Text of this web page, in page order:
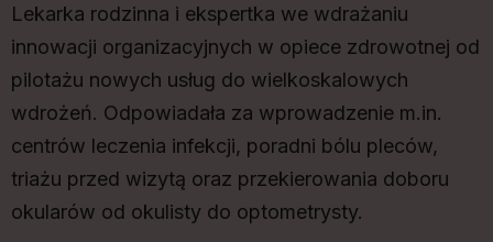
Lekarka rodzinna i ekspertka we wdrażaniu
innowacji organizacyjnych w opiece zdrowotnej od
pilotażu nowych usług do wielkoskalowych
wdrożeń. Odpowiadała za wprowadzenie m.in.
centrów leczenia infekcji, poradni bólu pleców,
triażu przed wizytą oraz przekierowania doboru
okularów od okulisty do optometrysty.